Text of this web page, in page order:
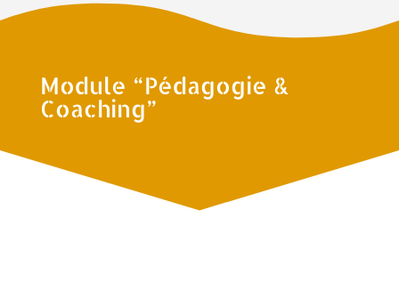
Module “Pédagogie &
Coaching”